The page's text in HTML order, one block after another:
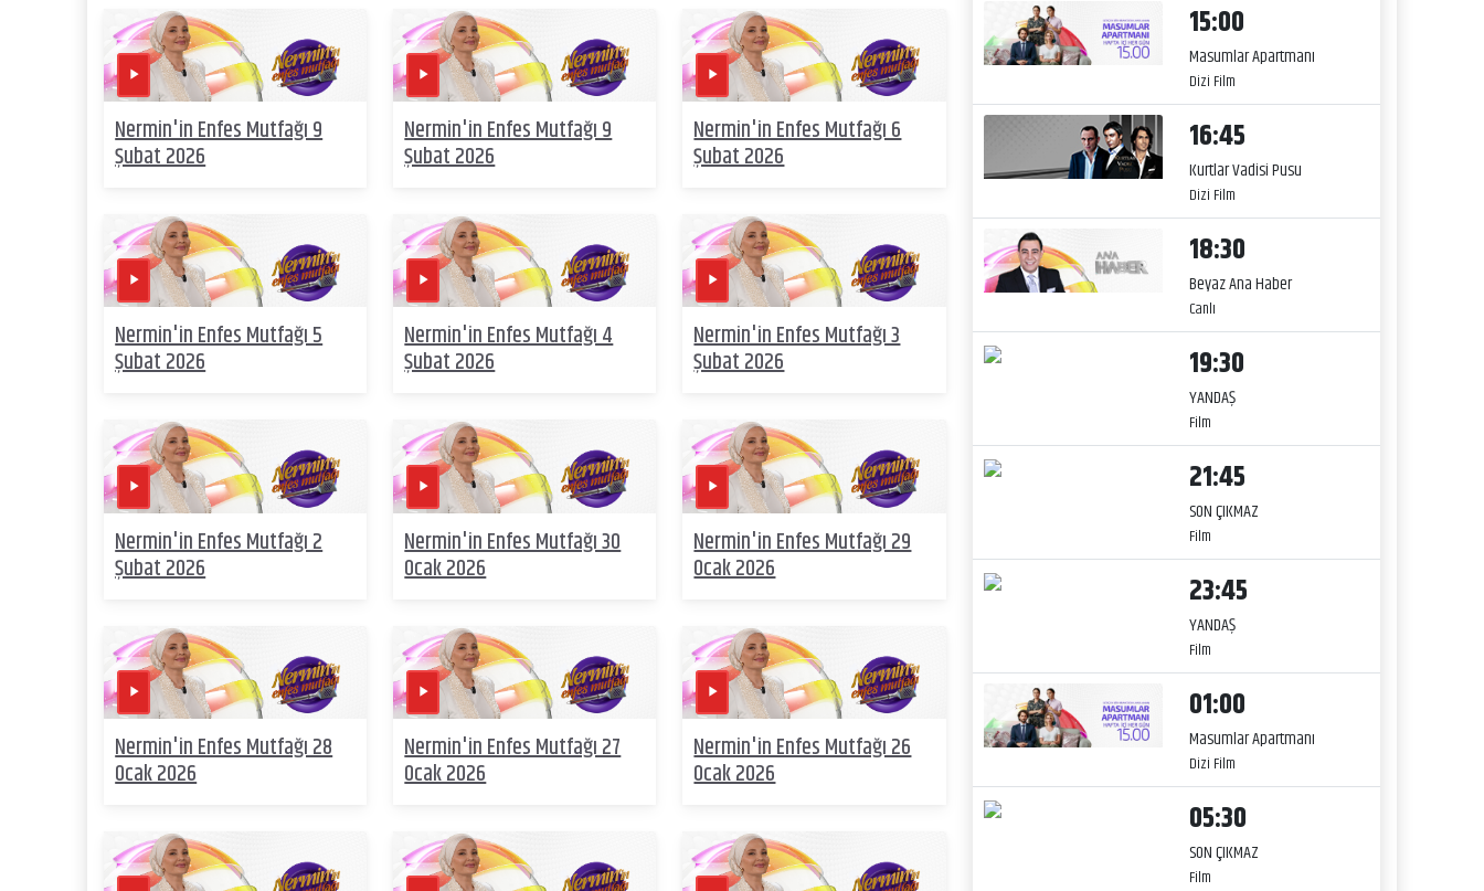
Nermin'in Enfes Mutfağı 9
Şubat 2026
Nermin'in Enfes Mutfağı 9
Şubat 2026
Nermin'in Enfes Mutfağı 6
Şubat 2026
Nermin'in Enfes Mutfağı 5
Şubat 2026
Nermin'in Enfes Mutfağı 4
Şubat 2026
Nermin'in Enfes Mutfağı 3
Şubat 2026
Nermin'in Enfes Mutfağı 2
Şubat 2026
Nermin'in Enfes Mutfağı 30
Ocak 2026
Nermin'in Enfes Mutfağı 29
Ocak 2026
Nermin'in Enfes Mutfağı 28
Ocak 2026
Nermin'in Enfes Mutfağı 27
Ocak 2026
Nermin'in Enfes Mutfağı 26
Ocak 2026
15:00
Masumlar Apartmanı
Dizi Film
16:45
Kurtlar Vadisi Pusu
Dizi Film
18:30
Beyaz Ana Haber
Canlı
19:30
YANDAŞ
Film
21:45
SON ÇIKMAZ
Film
23:45
YANDAŞ
Film
01:00
Masumlar Apartmanı
Dizi Film
05:30
SON ÇIKMAZ
Film